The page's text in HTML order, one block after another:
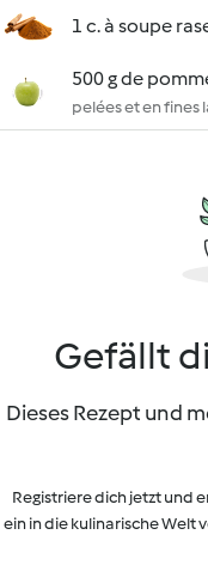
1 c. à soupe
500 g de
pelées et en fines
Gefällt
Dieses Rezept und
Registriere dich jetzt und
ein in die kulinarische Welt